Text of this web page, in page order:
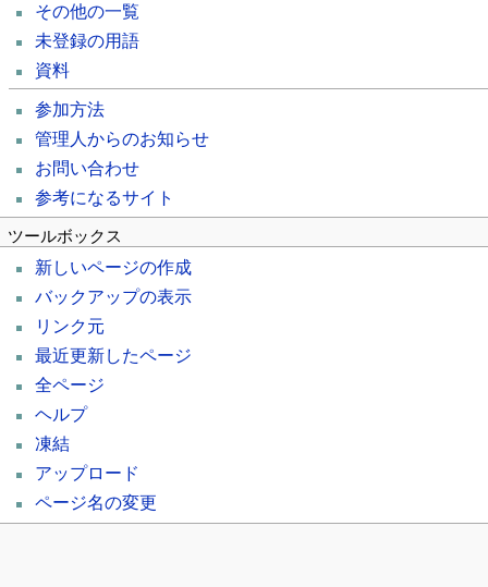
その他の一覧
未登録の用語
資料
参加方法
管理人からのお知らせ
お問い合わせ
参考になるサイト
ツールボックス
新しいページの作成
バックアップの表示
リンク元
最近更新したページ
全ページ
ヘルプ
凍結
アップロード
ページ名の変更